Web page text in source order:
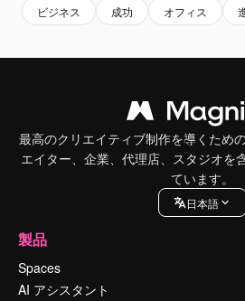
ビジネス 成功 オフィス
最高のクリエイティブ制作を導くため
エイター、企業、代理店、スタジオを
ています。
日本語
製品
Spaces
AI アシスタント